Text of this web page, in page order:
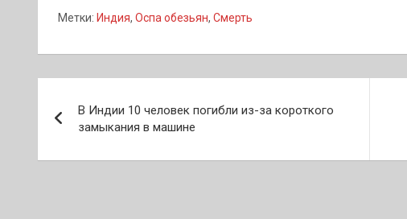
Метки: Индия, Оспа обезьян, Смерть
по
записям
В Индии 10 человек погибли из-за короткого
замыкания в машине